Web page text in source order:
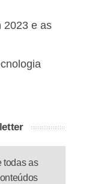
2023 e as
todas as